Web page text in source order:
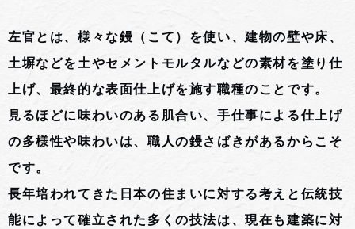
左官とは、様々な鏝（こて）を使い、建物の壁や床、
土塀などを土やセメントモルタルなどの素材を塗り仕
上げ、最終的な表面仕上げを施す職種のことです。
見るほどに味わいのある肌合い、手仕事による仕上げ
の多様性や味わいは、職人の鏝さばきがあるからこそ
です。
長年培われてきた日本の住まいに対する考えと伝統技
能によって確立された多くの技法は、現在も建築に対